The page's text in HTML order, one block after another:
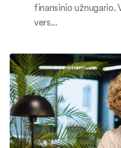
finansinio užnugario.
vers...